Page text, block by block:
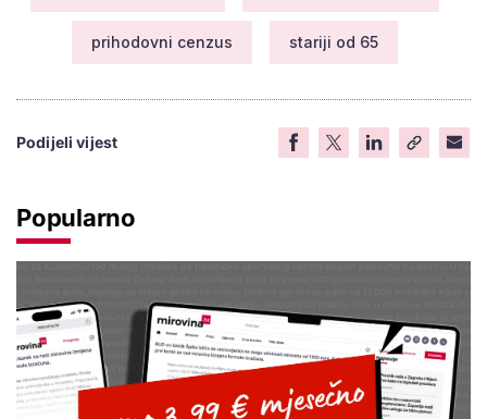
prihodovni cenzus stariji od 65
Podijeli vijest
Popularno